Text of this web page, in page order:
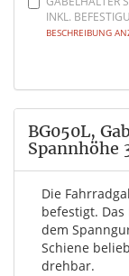
INKL.
BESCHREIBUNG
BG050L,
Spannhöhe
Die
befestigt.
dem
Schiene
drehbar.